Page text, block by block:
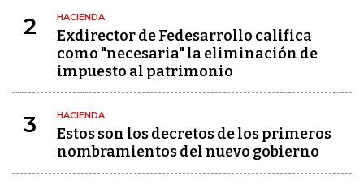
2 HACIENDA
Exdirector de Fedesarrollo califica
como "necesaria" la eliminación de
impuesto al patrimonio
3 HACIENDA
Estos son los decretos de los primeros
nombramientos del nuevo gobierno